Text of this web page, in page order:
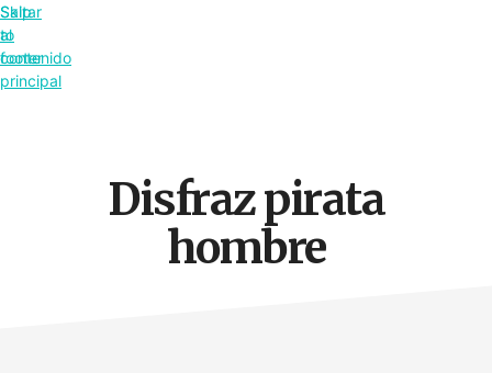
Saltar
al
contenido
principal
Skip
to
footer
Disfraz pirata
hombre